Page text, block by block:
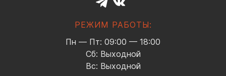
РЕЖИМ РАБОТЫ:
Пн — Пт: 09:00 — 18:00
Сб: Выходной
Вс: Выходной